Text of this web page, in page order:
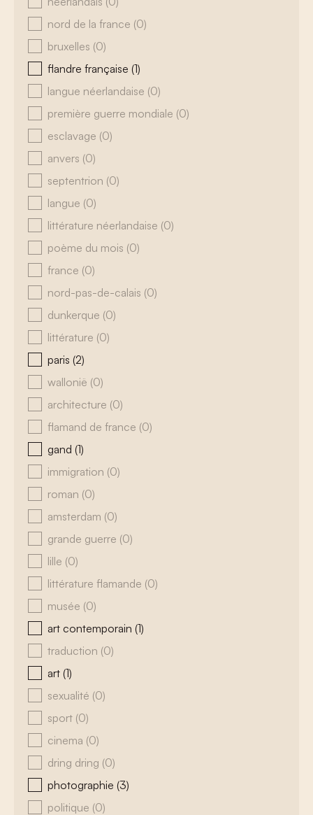
nord de la france (0)
bruxelles (0)
flandre française (1)
langue néerlandaise (0)
première guerre mondiale (0)
esclavage (0)
anvers (0)
septentrion (0)
langue (0)
littérature néerlandaise (0)
poème du mois (0)
france (0)
nord-pas-de-calais (0)
dunkerque (0)
littérature (0)
paris (2)
wallonië (0)
architecture (0)
flamand de france (0)
gand (1)
immigration (0)
roman (0)
amsterdam (0)
grande guerre (0)
lille (0)
littérature flamande (0)
musée (0)
art contemporain (1)
traduction (0)
art (1)
sexualité (0)
sport (0)
cinema (0)
dring dring (0)
photographie (3)
politique (0)